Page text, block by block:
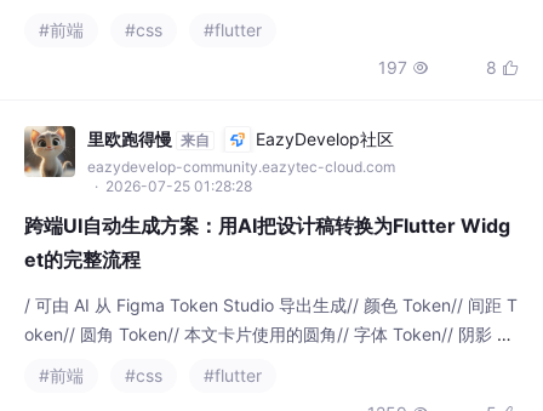
确度上领先Figma AI 是设计师效率工具，不是代码生成工具Claud
设计师近还是离开发者近"下半年预期：v0 和 Galileo 在设计感和
#前端 #css
#flutter
197  8 
里欧跑得慢 来自 EazyDevelop社区
eazydevelop-community.eazytec-cloud.com
· 2026-07-25 01:28:28
跨端UI自动生成方案：用AI把设计稿转换为Flutter Widg
et的完整流程
/ 可由 AI 从 Figma Token Studio 导出生成// 颜色 Token// 间距 T
oken// 圆角 Token// 本文卡片使用的圆角// 字体 Token// 阴影 To
kenBoxShadow(),用 AI 把设计稿转换为 Flutter Widget，不是"一
#前端 #css
#flutter